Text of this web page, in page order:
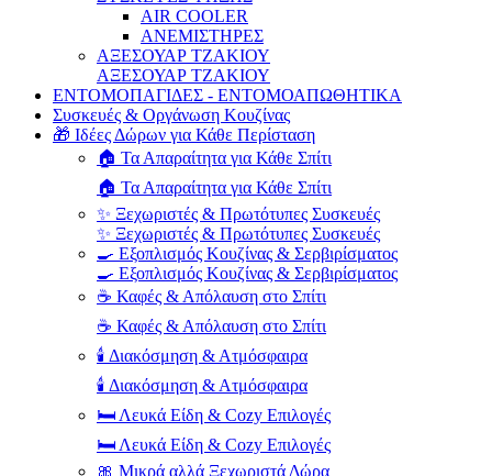
AIR COOLER
ΑΝΕΜΙΣΤΗΡΕΣ
ΑΞΕΣΟΥΑΡ ΤΖΑΚΙΟΥ
ΑΞΕΣΟΥΑΡ ΤΖΑΚΙΟΥ
ΕΝΤΟΜΟΠΑΓΙΔΕΣ - ΕΝΤΟΜΟΑΠΩΘΗΤΙΚΑ
Συσκευές & Οργάνωση Κουζίνας
🎁 Ιδέες Δώρων για Κάθε Περίσταση
🏠 Τα Απαραίτητα για Κάθε Σπίτι
🏠 Τα Απαραίτητα για Κάθε Σπίτι
✨ Ξεχωριστές & Πρωτότυπες Συσκευές
✨ Ξεχωριστές & Πρωτότυπες Συσκευές
🍳 Εξοπλισμός Κουζίνας & Σερβιρίσματος
🍳 Εξοπλισμός Κουζίνας & Σερβιρίσματος
☕ Καφές & Απόλαυση στο Σπίτι
☕ Καφές & Απόλαυση στο Σπίτι
🕯️ Διακόσμηση & Ατμόσφαιρα
🕯️ Διακόσμηση & Ατμόσφαιρα
🛏️ Λευκά Είδη & Cozy Επιλογές
🛏️ Λευκά Είδη & Cozy Επιλογές
🎀 Μικρά αλλά Ξεχωριστά Δώρα